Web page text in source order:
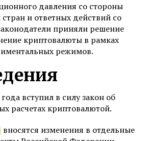
давления со стороны
и ответных действий со
приняли решение
криптовалюты в рамках
режимов.
вступил в силу закон об
расчетах криптовалютой.
вносятся изменения в отдельные